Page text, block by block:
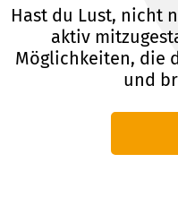
Hast du Lust, nicht
aktiv
Möglichkeiten, die
und